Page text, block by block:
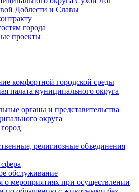
Доблести и Славы
города
проекты
комфортной городской среды
палата муниципального округа
органы и представительства
округа
религиозные объединения
обслуживание
мероприятиях при осуществлении